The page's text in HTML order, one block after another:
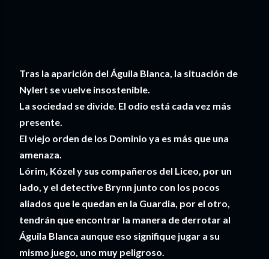
Tras la aparición del Águila Blanca, la situación de
Nylert se vuelve insostenible.
La sociedad se divide. El odio está cada vez más
presente.
El viejo orden de los Dominio ya es más que una
amenaza.
Lórim, Kózel y sus compañeros del Liceo, por un
lado, y el detective Brynn junto con los pocos
aliados que le quedan en la Guardia, por el otro,
tendrán que encontrar la manera de derrotar al
Águila Blanca aunque eso signifique jugar a su
mismo juego, uno muy peligroso.